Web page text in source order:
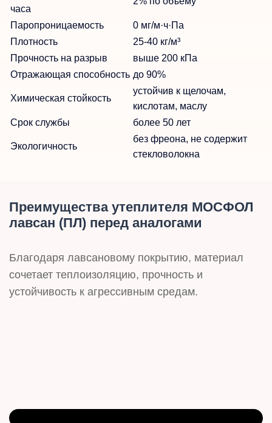
часа
Паропроницаемость
0 мг/м·ч·Па
Плотность
25-40 кг/м³
Прочность на разрыв
выше 200 кПа
Отражающая способность до 90%
Химическая стойкость
устойчив к щелочам,
кислотам, маслу
Срок службы
более 50 лет
Экологичность
без фреона, не содержит
стекловолокна
Преимущества утеплителя МОСФОЛ
лавсан (ПЛ) перед аналогами
Благодаря лавсановому покрытию, материал
сочетает теплоизоляцию, прочность и
устойчивость к агрессивным средам.